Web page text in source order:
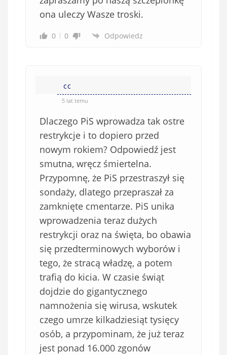
ona uleczy Wasze troski.
0 0 Odpowiedz
cc
5 lat temu
Dlaczego PiS wprowadza tak ostre
restrykcje i to dopiero przed
nowym rokiem? Odpowiedź jest
smutna, wręcz śmiertelna.
Przypomnę, że PiS przestraszył się
sondaży, dlatego przepraszał za
zamknięte cmentarze. PiS unika
wprowadzenia teraz dużych
restrykcji oraz na święta, bo obawia
się przedterminowych wyborów i
tego, że stracą władzę, a potem
trafią do kicia. W czasie świąt
dojdzie do gigantycznego
namnożenia się wirusa, wskutek
czego umrze kilkadziesiąt tysięcy
osób, a przypominam, że już teraz
jest ponad 16.000 zgonów